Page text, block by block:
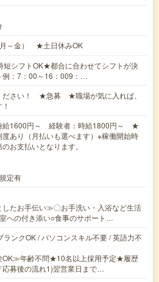
～金） ★土日休みOK
シフトOK★都合に合わせてシフトが決
例：7：00～16：009：…
ださい！ ★急募 ★職場が気に入れば、
給1600円～ 経験者：時給1800円～ ★
度あり（月払いも選べます）※稼働開始時
お支払いとなります。
定有
たお手伝い≫〇お手洗い・入浴など生活
への付き添い○食事のサポート…
ランクOK / パソコンスキル不要 / 英語力不
OK≫年齢不問★10名以上採用予定★履歴
募後の流れ1)翌営業日まで…